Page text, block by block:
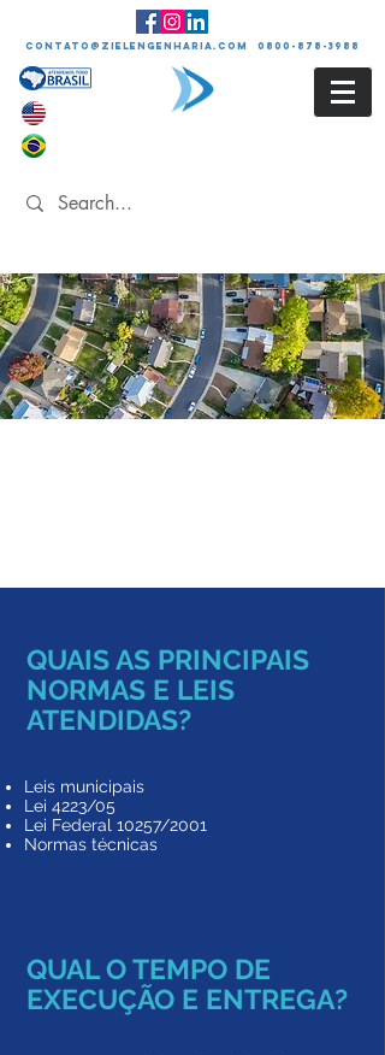
contato@zielengenharia.com 0800-878-3988
QUAIS AS PRINCIPAIS
NORMAS E LEIS
ATENDIDAS?
Leis municipais
Lei 4223/05
Lei Federal 10257/2001
Normas técnicas
QUAL O TEMPO DE
EXECUÇÃO E ENTREGA?